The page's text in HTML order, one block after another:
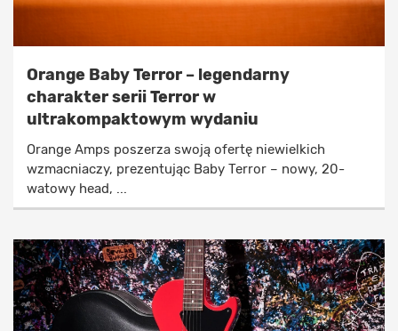
Orange Baby Terror – legendarny
charakter serii Terror w
ultrakompaktowym wydaniu
Orange Amps poszerza swoją ofertę niewielkich
wzmacniaczy, prezentując Baby Terror – nowy, 20-
watowy head, ...